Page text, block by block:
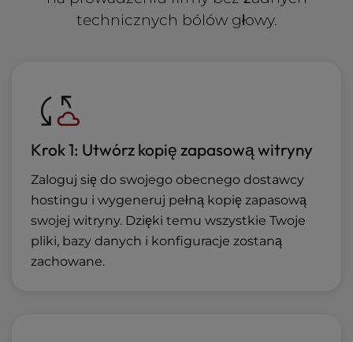
technicznych bólów głowy.
Krok 1: Utwórz kopię zapasową witryny
Zaloguj się do swojego obecnego dostawcy
hostingu i wygeneruj pełną kopię zapasową
swojej witryny. Dzięki temu wszystkie Twoje
pliki, bazy danych i konfiguracje zostaną
zachowane.